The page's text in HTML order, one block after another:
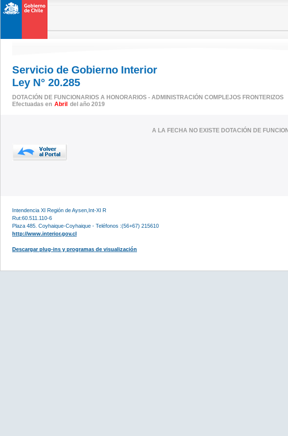
Servicio de Gobierno Interior
Ley N° 20.285
DOTACIÓN DE FUNCIONARIOS A HONORARIOS - ADMINISTRACIÓN COMPLEJOS FRONTERIZOS
Efectuadas en Abril del año 2019
A LA FECHA NO EXISTE DOTACIÓN DE
Intendencia XI Región de Aysen,Int-XI R
Rut:60.511.110-6
Plaza 485. Coyhaique-Coyhaique - Teléfonos :(56+67) 215610
http://www.interior.gov.cl
Descargar plug-ins y programas de visualización